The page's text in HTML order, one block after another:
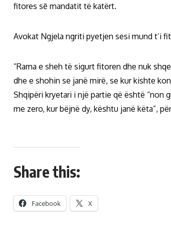
fitores sē mandatit të katërt.
Avokat Ngjela ngriti pyetjen sesi mund t’i
”Rama e sheh të sigurt fitoren dhe nuk
dhe e shohin se janë mirë, se kur kishte
Shqipëri kryetari i një partie që është “non
me zero, kur bëjnë dy, kështu janë këta”,
Share this:
Facebook X